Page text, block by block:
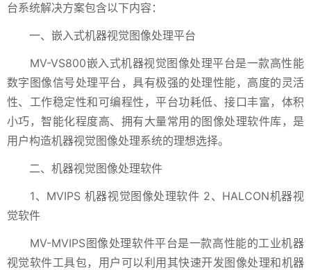
台系统解决方案包含以下内容：
一、嵌入式机器视觉图像处理平台
MV-VS800嵌入式机器视觉图像处理平台是一款高性能
数字图像信号处理平台，具有极强的处理性能，高度的灵活
性、工作稳定性和可编程性，平台功耗低、接口丰富，体积
小巧，智能化程度高、拥有大量常用的图像处理软件库，是
用户构造机器视觉图像处理系统的理想选择。
二、机器视觉图像处理软件
1、MVIPS 机器视觉图像处理软件 2、HALCON机器视
觉软件
MV-MVIPS图像处理软件平台是一款高性能的工业机器
视觉软件工具包，用户可以利用其快速开发图像处理和机器